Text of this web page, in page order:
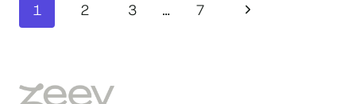
da
1 2 3 … 7
Página